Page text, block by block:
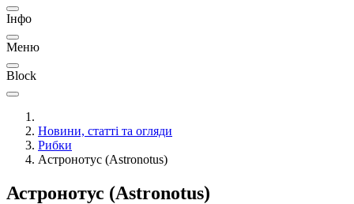
Інфо
Меню
Block
Новини, статті та огляди
Рибки
Астронотус (Astronotus)
Астронотус (Astronotus)